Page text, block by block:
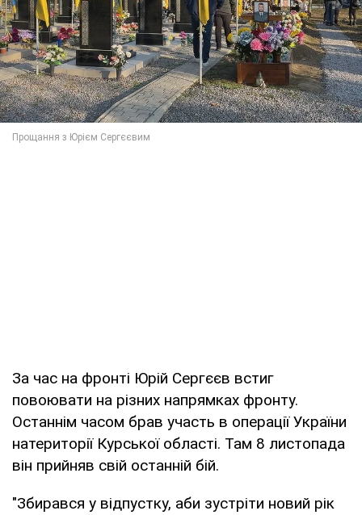
За час на фронті Юрій Сергєєв встиг
повоювати на різних напрямках фронту.
Останнім часом брав участь в операції України
натериторії Курської області. Там 8 листопада
він прийняв свій останній бій.
"Збирався у відпустку, аби зустріти новий рік